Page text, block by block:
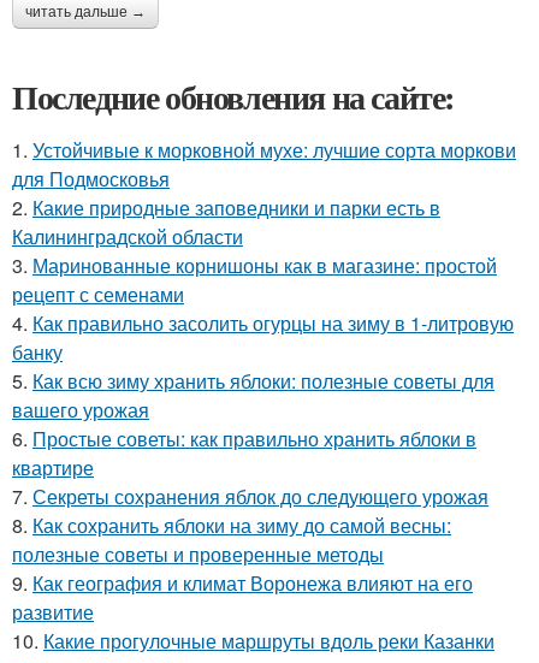
читать дальше →
Последние обновления на сайте:
1. Устойчивые к морковной мухе: лучшие сорта моркови
для Подмосковья
2. Какие природные заповедники и парки есть в
Калининградской области
3. Маринованные корнишоны как в магазине: простой
рецепт с семенами
4. Как правильно засолить огурцы на зиму в 1-литровую
банку
5. Как всю зиму хранить яблоки: полезные советы для
вашего урожая
6. Простые советы: как правильно хранить яблоки в
квартире
7. Секреты сохранения яблок до следующего урожая
8. Как сохранить яблоки на зиму до самой весны:
полезные советы и проверенные методы
9. Как география и климат Воронежа влияют на его
развитие
10. Какие прогулочные маршруты вдоль реки Казанки